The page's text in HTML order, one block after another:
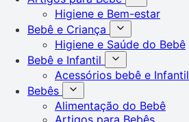
Higiene e Bem-estar
Bebê e Criança
Higiene e Saúde do Bebê
Bebê e Infantil
Acessórios bebê e Infantil
Bebês
Alimentação do Bebê
Artigos para Bebês